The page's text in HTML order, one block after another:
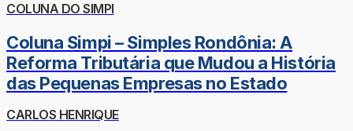
COLUNA DO SIMPI
Coluna Simpi – Simples Rondônia: A
Reforma Tributária que Mudou a História
das Pequenas Empresas no Estado
CARLOS HENRIQUE